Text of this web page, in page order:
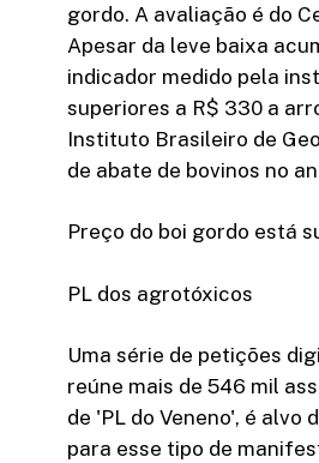
gordo. A avaliação é do
Apesar da leve baixa
indicador medido pela
superiores a R$ 330 a
Instituto Brasileiro de
de abate de bovinos no
Preço do boi gordo está
PL dos agrotóxicos
Uma série de petições
reúne mais de 546 mil
de 'PL do Veneno', é
para esse tipo de